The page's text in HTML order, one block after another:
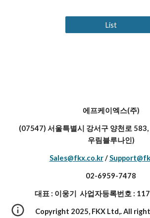
List
에프케이엑스(주)
(07547) 서울특별시 강서구 양천로
우림블루나인)
Sales@fkx.co.kr/
02-6959-7478
대표 : 이웅기 사업자등록번호 :
Copyright 2025, FKX Ltd,. All